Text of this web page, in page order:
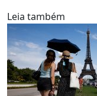
Leia também